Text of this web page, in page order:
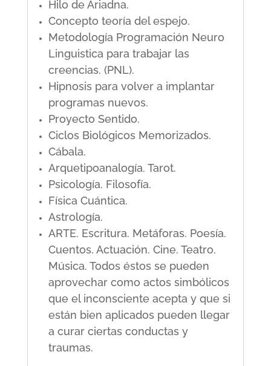
Hilo de Ariadna.
Concepto teoría del espejo.
Metodología Programación Neuro
Linguistica para trabajar las
creencias. (PNL).
Hipnosis para volver a implantar
programas nuevos.
Proyecto Sentido.
Ciclos Biológicos Memorizados.
Cábala.
Arquetipoanalogía. Tarot.
Psicología. Filosofía.
Física Cuántica.
Astrología.
ARTE. Escritura. Metáforas. Poesía.
Cuentos. Actuación. Cine. Teatro.
Música. Todos éstos se pueden
aprovechar como actos simbólicos
que el inconsciente acepta y que si
están bien aplicados pueden llegar
a curar ciertas conductas y
traumas.